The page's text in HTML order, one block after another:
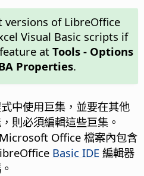
versions of LibreOffice
Visual Basic scripts if
at Tools - Options
Properties.
中使用巨集，並要在其他
則必須編輯這些巨集。
Office 檔案內包含
Basic IDE 編輯器